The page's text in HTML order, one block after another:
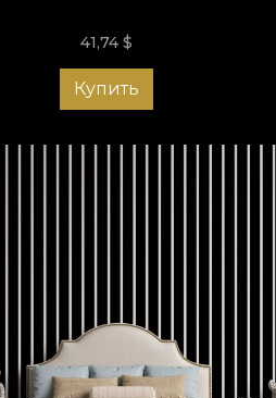
41,74$
Купить